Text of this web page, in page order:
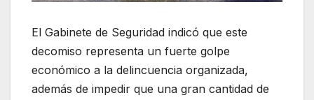
El Gabinete de Seguridad indicó que este
decomiso representa un fuerte golpe
económico a la delincuencia organizada,
además de impedir que una gran cantidad de